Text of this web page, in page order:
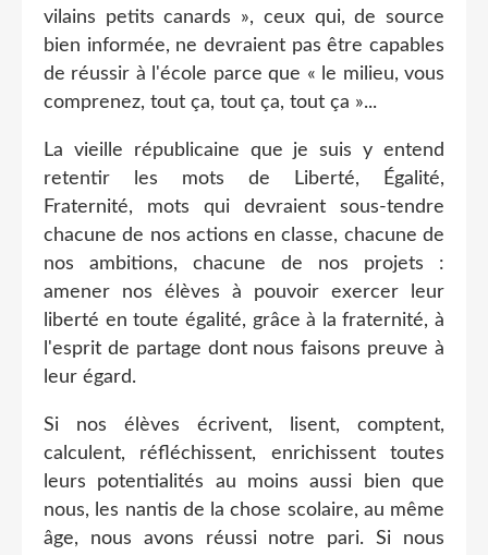
vilains petits canards », ceux qui, de source
bien informée, ne devraient pas être capables
de réussir à l'école parce que « le milieu, vous
comprenez, tout ça, tout ça, tout ça »...
La vieille républicaine que je suis y entend
retentir les mots de Liberté, Égalité,
Fraternité, mots qui devraient sous-tendre
chacune de nos actions en classe, chacune de
nos ambitions, chacune de nos projets :
amener nos élèves à pouvoir exercer leur
liberté en toute égalité, grâce à la fraternité, à
l'esprit de partage dont nous faisons preuve à
leur égard.
Si nos élèves écrivent, lisent, comptent,
calculent, réfléchissent, enrichissent toutes
leurs potentialités au moins aussi bien que
nous, les nantis de la chose scolaire, au même
âge, nous avons réussi notre pari. Si nous